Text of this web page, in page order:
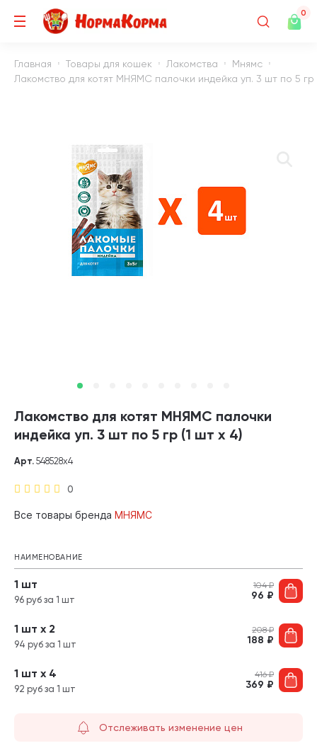
0
Главная Товары для кошек Лакомства
Мнямс
Лакомство для котят МНЯМС палочки индейка уп. 3 шт по 5 гр
Лакомство для котят МНЯМС палочки
индейка уп. 3 шт по 5 гр (1 шт х 4)
0
Арт. 548528х4
Все товары бренда МНЯМС
НАИМЕНОВАНИЕ
1 шт
96 руб за 1 шт
104₽
96 ₽
1 шт х 2
94 руб за 1 шт
208₽
188 ₽
1 шт х 4
92 руб за 1 шт
416₽
369 ₽
Отслеживать изменение цен